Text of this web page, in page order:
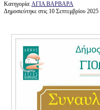
Κατηγορία:ΑΓΙΑ ΒΑΡΒΑΡΑ
Δημοσιεύτηκε στις 10 Σεπτεμβρίου 2025